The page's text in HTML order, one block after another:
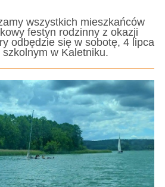
wszystkich mieszkańców
festyn rodzinny z okazji
odbędzie się w sobotę, 4 lipca
w Kaletniku.